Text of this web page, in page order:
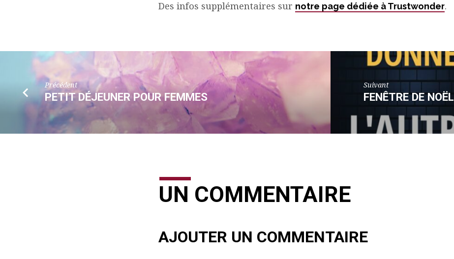
Des infos supplémentaires sur notre page dédiée à Trustwonder.
Précédent
PETIT DÉJEUNER POUR FEMMES
Suivant
FENÊTRE DE NOËL
UN COMMENTAIRE
AJOUTER UN COMMENTAIRE